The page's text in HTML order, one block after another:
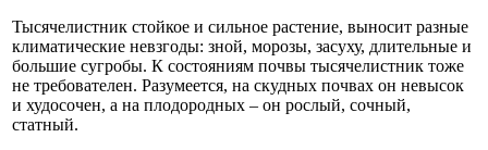
Тысячелистник стойкое и сильное растение, выносит разные
климатические невзгоды: зной, морозы, засуху, длительные и
большие сугробы. К состояниям почвы тысячелистник тоже
не требователен. Разумеется, на скудных почвах он невысок
и худосочен, а на плодородных – он рослый, сочный,
статный.